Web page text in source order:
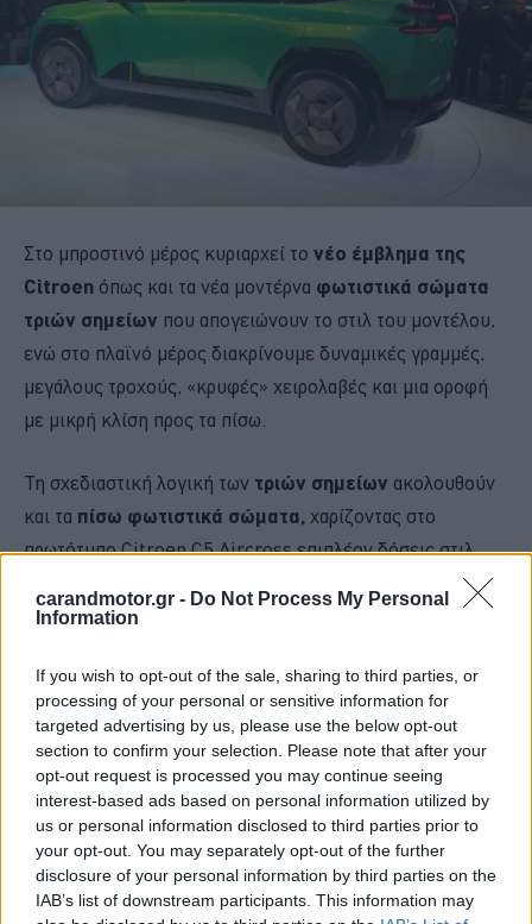
carandmotor.gr - Do Not Process My Personal
Information
If you wish to opt-out of the sale, sharing to third parties, or
processing of your personal or sensitive information for
targeted advertising by us, please use the below opt-out
section to confirm your selection. Please note that after your
opt-out request is processed you may continue seeing
interest-based ads based on personal information utilized by
us or personal information disclosed to third parties prior to
your opt-out. You may separately opt-out of the further
disclosure of your personal information by third parties on the
IAB’s list of downstream participants. This information may
Στο μπροστινό μέρος κυριαρχεί το νέο έμβλημα της
Citroen όπως και τα νέα μοντέρνα φωτιστικά σώματα
τριών σημείων που απογειώνουν το στιλ του μοντέλου,
ενώ στο πλαϊνό μέρος διακρίνουμε δυναμικές γραμμές,
μεγάλους τροχούς, «κρυφές» χειρολαβές και μια οροφή
με μικρή κλίση προς τα πίσω.
Τη σχεδιαστική λογική των τριών σημείων ακολουθούν
και τα πίσω φωτιστικά σώματα, χαρίζοντας στο
πρωτότυπο Citroen C5 Aircross επιπλέον δόσεις στιλ.
μετρατρόχια
είναιφαρδύτερα
απ' ότι στο υπάρχον C5 Aircorss, κάτι
ενισχύουν την επιβλητική όψη του SUV.